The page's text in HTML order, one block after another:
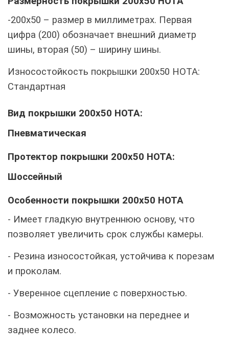
-200x50 – размер в миллиметрах. Первая
цифра (200) обозначает внешний диаметр
шины, вторая (50) – ширину шины.
Износостойкость покрышки 200x50 HOTA:
Стандартная
Вид покрышки 200x50 HOTA:
Пневматическая
Протектор покрышки 200x50 HOTA:
Шоссейный
Особенности покрышки 200x50 HOTA
- Имеет гладкую внутреннюю основу, что
позволяет увеличить срок службы камеры.
- Резина износостойкая, устойчива к порезам
и проколам.
- Уверенное сцепление с поверхностью.
- Возможность установки на переднее и
заднее колесо.